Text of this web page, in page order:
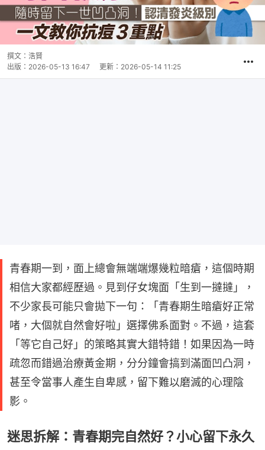
撰文： 浩賢
出版： 2026-05-13 16:47 更新： 2026-05-14 11:25
青春期一到，面上總會無端端爆幾粒暗瘡，這個時期
相信大家都經歷過。見到仔女塊面「生到一撻撻」，
不少家長可能只會拋下一句：「青春期生暗瘡好正常
啫，大個就自然會好啦」選擇佛系面對。不過，這套
「等它自己好」的策略其實大錯特錯！如果因為一時
疏忽而錯過治療黃金期，分分鐘會搞到滿面凹凸洞，
甚至令當事人產生自卑感，留下難以磨滅的心理陰
影。
迷思拆解：青春期完自然好？小心留下永久